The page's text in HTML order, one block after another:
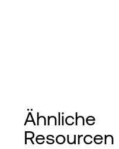
Ähnliche
Resourcen